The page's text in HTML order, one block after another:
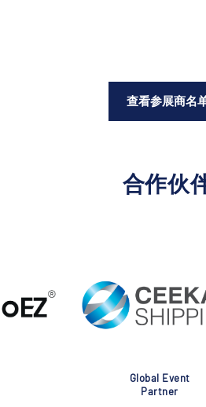
查看参展商名
合作伙
Global Event
Partner